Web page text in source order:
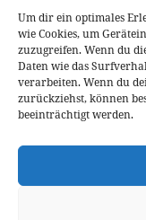
Um dir ein optimales
wie Cookies, um
zuzugreifen. Wenn du
Daten wie das
verarbeiten. Wenn du
zurückziehst, können
beeinträchtigt werden.
Veröffentlicht
am
13. Dezember 2018
BMW,BMW 3er,BMW
Beitragsnavigation
VORHERIGER
Vorheriger
Beitrag:
Die neue
Test